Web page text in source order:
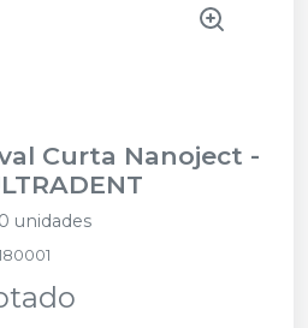
Curta Nanoject -
unidades